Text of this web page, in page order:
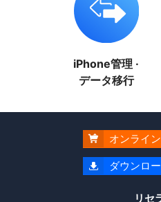
iPhone管理 ·
データ移行
 オンライ
 ダウンロ
リセ